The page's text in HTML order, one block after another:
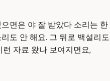
면은 야 잘 받았다 소리는 한
도 안 해요. 그 뒤로 백설리도
자료 왔나 보여지면요,